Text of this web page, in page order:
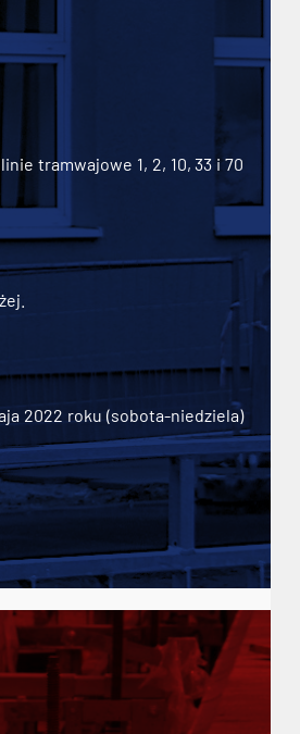
tramwajowe 1, 2, 10, 33 i 70
2022 roku (sobota-niedziela)